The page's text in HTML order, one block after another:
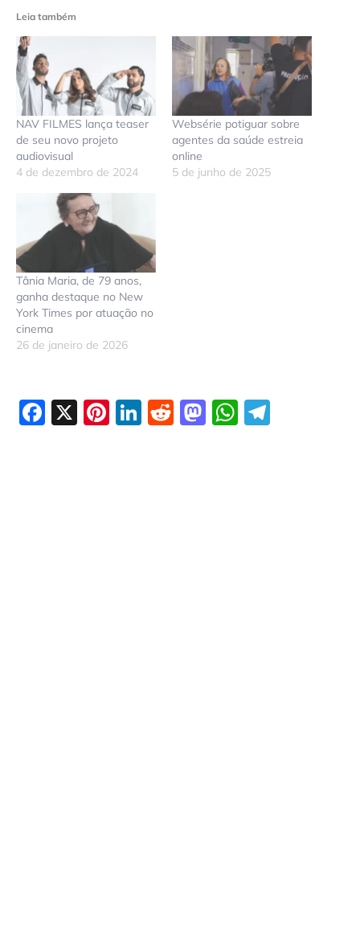
Leia também
NAV FILMES lança teaser
de seu novo projeto
audiovisual
4 de dezembro de 2024
Websérie potiguar sobre
agentes da saúde estreia
online
5 de junho de 2025
Tânia Maria, de 79 anos,
ganha destaque no New
York Times por atuação no
cinema
26 de janeiro de 2026
Facebook
X Pinterest
LinkedIn
Reddit
Mastodon